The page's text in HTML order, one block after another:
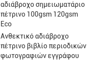
αδιάβροχο σημειωματάριο
πέτρινο 100gsm 120gsm
Eco
Ανθεκτικό αδιάβροχο
πέτρινο βιβλίο περιοδικών
φωτογραφιών εγγράφου